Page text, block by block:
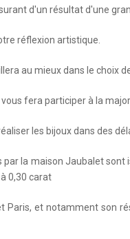
d'un résultat d'une
réflexion artistique.
au mieux dans le choix
vous fera participer à la
les bijoux dans des
la maison Jaubalet
0,30 carat
Paris, et notamment son